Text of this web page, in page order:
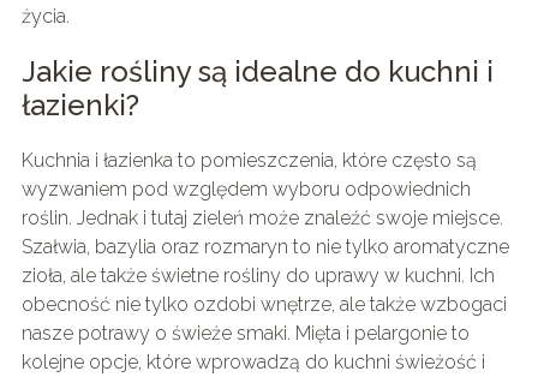
życia.
Jakie rośliny są idealne do kuchni i
łazienki?
Kuchnia i łazienka to pomieszczenia, które często są
wyzwaniem pod względem wyboru odpowiednich
roślin. Jednak i tutaj zieleń może znaleźć swoje miejsce.
Szałwia, bazylia oraz rozmaryn to nie tylko aromatyczne
zioła, ale także świetne rośliny do uprawy w kuchni. Ich
obecność nie tylko ozdobi wnętrze, ale także wzbogaci
nasze potrawy o świeże smaki. Mięta i pelargonie to
kolejne opcje, które wprowadzą do kuchni świeżość i